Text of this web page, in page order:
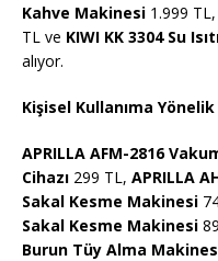
Kahve Makinesi 1.999 TL,
TL ve KIWI KK 3304 Su
alıyor.
Kişisel Kullanıma
APRILLA AFM-2816
Cihazı 299 TL, APRILLA
Sakal Kesme Makinesi
Sakal Kesme Makinesi
Burun Tüy Alma